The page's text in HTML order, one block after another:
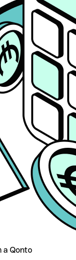
a Qonto